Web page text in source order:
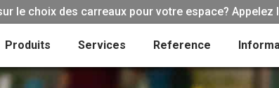
le choix des carreaux pour votre espace? Appelez
Produits Services Reference